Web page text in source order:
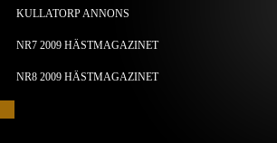
KULLATORP ANNONS
NR7 2009 HÄSTMAGAZINET
NR8 2009 HÄSTMAGAZINET